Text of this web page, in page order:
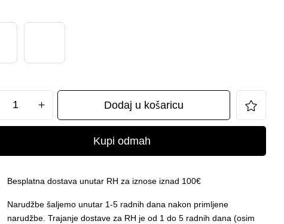
Dodaj u košaricu
Kupi odmah
Besplatna dostava unutar RH za iznose iznad 100€
Narudžbe šaljemo unutar 1-5 radnih dana nakon primljene
narudžbe. Trajanje dostave za RH je od 1 do 5 radnih dana (osim